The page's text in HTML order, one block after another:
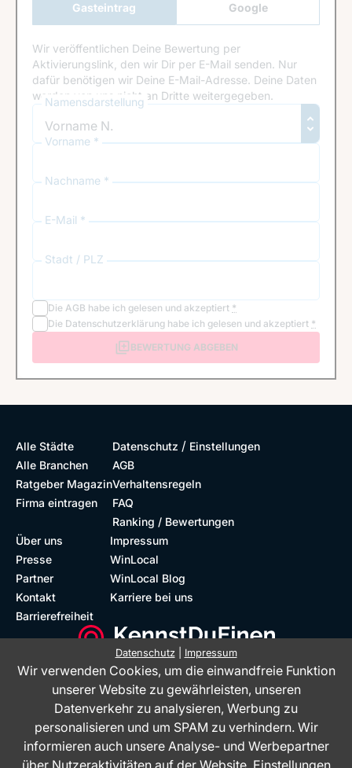
Gasteintrag
Google
Anmeldung
Wir veröffentlichen Deine Bewertung per
Aktivierungslink, den wir Dir per E-Mail senden. Nur
dafür benötigen wir Deine E-Mail-Adresse. Deine Daten
werden von uns nicht an Dritte weitergegeben.
Namensdarstellung
Vorname *
Nachname *
E-Mail *
Stadt / PLZ
Die AGB habe ich gelesen und akzeptiert *
Die Datenschutzerklärung habe ich gelesen und akzeptiert *
BEWERTUNG ABGEBEN
Alle Städte
Alle Branchen
Ratgeber Magazin
Firma eintragen
Datenschutz / Einstellungen
AGB
Verhaltensregeln
FAQ
Ranking / Bewertungen
Über uns
Presse
Partner
Kontakt
Barrierefreiheit
Impressum
WinLocal
WinLocal Blog
Karriere bei uns
Datenschutz| Impressum
Wir verwenden Cookies, um die einwandfreie Funktion
unserer Website zu gewährleisten, unseren
Datenverkehr zu analysieren, Werbung zu
personalisieren und um SPAM zu verhindern. Wir
informieren auch unsere Analyse- und Werbepartner
über Nutzeraktivitäten auf der Website. Einstellungen